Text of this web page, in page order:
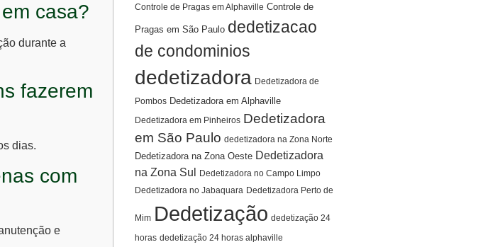
casa?
durante a
fazerem
dias.
com
e
Controle de Pragas em Alphaville Controle de
Pragas em São Paulo dedetizacao
de condominios
dedetizadora Dedetizadora de
Pombos Dedetizadora em Alphaville
Dedetizadora em Pinheiros Dedetizadora
em São Paulo dedetizadora na Zona Norte
Dedetizadora na Zona Oeste Dedetizadora
na Zona Sul
Dedetizadora no Campo Limpo
Dedetizadora no Jabaquara Dedetizadora Perto de
Mim Dedetização dedetização 24
horas dedetização 24 horas alphaville